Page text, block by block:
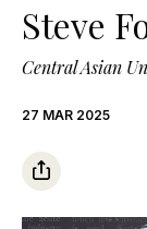
Steve
Central Asian
27 MAR 2025